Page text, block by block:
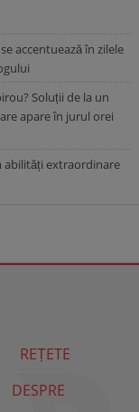
accentuează în zilele
Soluții de la un
apare în jurul orei
abilități extraordinare
REȚETE
DESPRE